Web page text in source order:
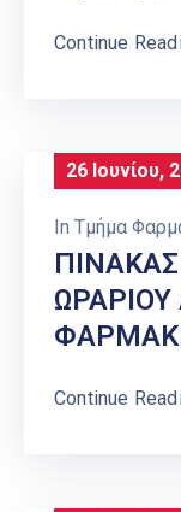
Continue
26 Ιουνίου,
In Τμήμα
ΩΡΑΡΙΟΥ
Continue